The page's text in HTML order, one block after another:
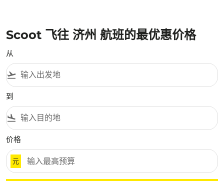
Scoot 飞往 济州 航班的最优惠价格
从
flight_takeoff
到
flight_land
价格
元